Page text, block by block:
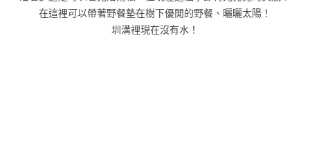
在這裡可以帶著野餐墊在樹下優閒的野餐、曬曬太陽！
圳溝裡現在沒有水！